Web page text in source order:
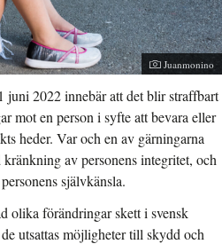
Fotograf:
Juanmonino
juni 2022 innebär att det blir straffbart
mot en person i syfte att bevara eller
heder. Var och en av gärningarna
av personens integritet, och
självkänsla.
olika förändringar skett i svensk
utsattas möjligheter till skydd och